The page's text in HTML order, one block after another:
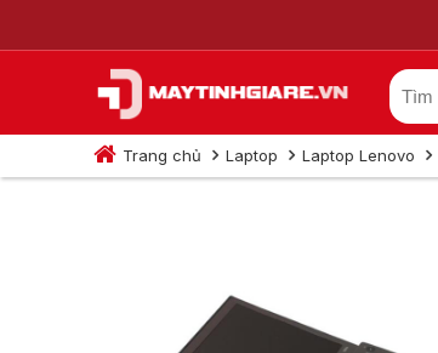
Trang chủ Laptop Laptop Lenovo